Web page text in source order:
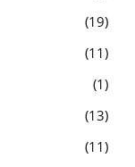
19
11
1
13
11